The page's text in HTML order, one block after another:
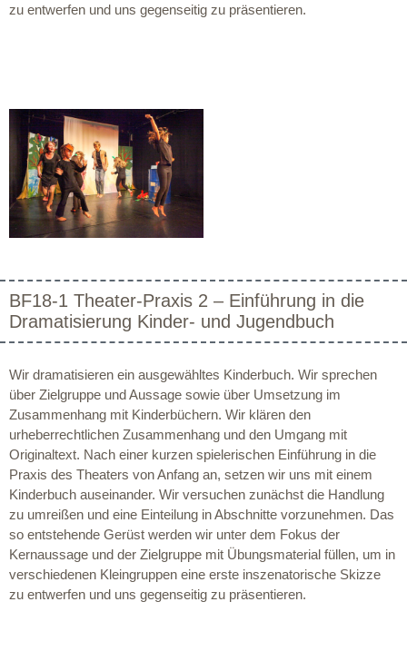
zu entwerfen und uns gegenseitig zu präsentieren.
BF18-1 Theater-Praxis 2 – Einführung in die
Dramatisierung Kinder- und Jugendbuch
Wir dramatisieren ein ausgewähltes Kinderbuch. Wir sprechen
über Zielgruppe und Aussage sowie über Umsetzung im
Zusammenhang mit Kinderbüchern. Wir klären den
urheberrechtlichen Zusammenhang und den Umgang mit
Originaltext. Nach einer kurzen spielerischen Einführung in die
Praxis des Theaters von Anfang an, setzen wir uns mit einem
Kinderbuch auseinander. Wir versuchen zunächst die Handlung
zu umreißen und eine Einteilung in Abschnitte vorzunehmen. Das
so entstehende Gerüst werden wir unter dem Fokus der
Kernaussage und der Zielgruppe mit Übungsmaterial füllen, um in
verschiedenen Kleingruppen eine erste inszenatorische Skizze
zu entwerfen und uns gegenseitig zu präsentieren.